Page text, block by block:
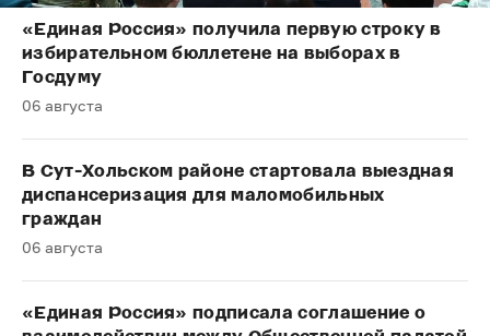
«Единая Россия» получила первую строку в
избирательном бюллетене на выборах в
Госдуму
06 августа
В Сут-Хольском районе стартовала выездная
диспансеризация для маломобильных
граждан
06 августа
«Единая Россия» подписала соглашение о